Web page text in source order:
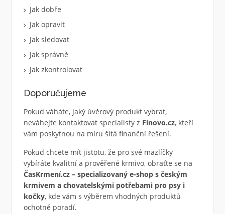
Jak dobře
Jak opravit
Jak sledovat
Jak správně
Jak zkontrolovat
Doporučujeme
Pokud váháte, jaký úvěrový produkt vybrat,
neváhejte kontaktovat specialisty z Finovo.cz, kteří
vám poskytnou na míru šitá finanční řešení.
Pokud chcete mít jistotu, že pro své mazlíčky
vybíráte kvalitní a prověřené krmivo, obraťte se na
ČasKrmení.cz – specializovaný e-shop s českým
krmivem a chovatelskými potřebami pro psy i
kočky, kde vám s výběrem vhodných produktů
ochotně poradí.